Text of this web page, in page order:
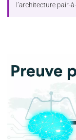
l’architecture pair-